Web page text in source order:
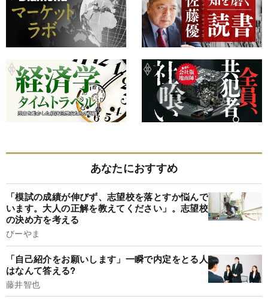
あなたにおすすめ
「模試の成績が伸びず、志望校を落とすか悩んで
います。大人の正解を教えてください」。志望校
の決め方を考える
びーやま
「自己紹介をお願いします」一瞬で内定をとる人
はなんて答える?
藤井智也